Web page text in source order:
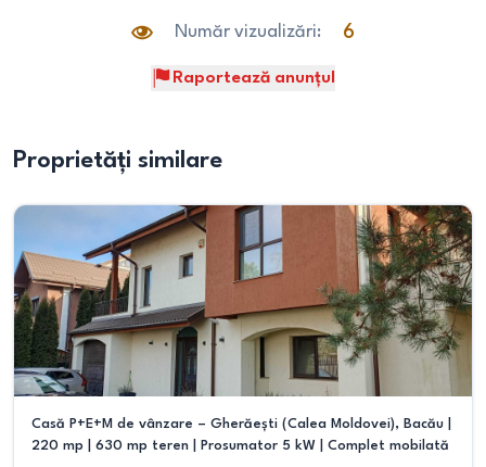
Număr vizualizări: 6
Raportează anunțul
Proprietăți similare
Casă P+E+M de vânzare – Gherăești (Calea Moldovei), Bacău |
220 mp | 630 mp teren | Prosumator 5 kW | Complet mobilată